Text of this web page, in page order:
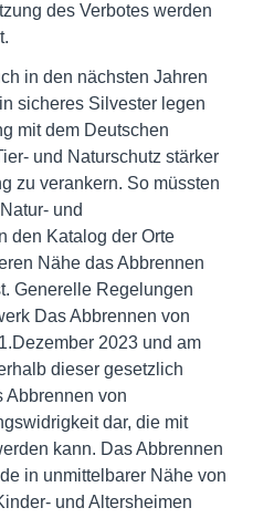
des Verbotes werden
in den nächsten Jahren
sicheres Silvester legen
mit dem Deutschen
und Naturschutz stärker
zu verankern. So müssten
und
den Katalog der Orte
Nähe das Abbrennen
Generelle Regelungen
Das Abbrennen von
2023 und am
dieser gesetzlich
Abbrennen von
dar, die mit
kann. Das Abbrennen
in unmittelbarer Nähe von
und Altersheimen